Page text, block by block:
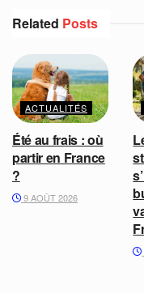
Related Posts
ACTUALITÉS
Été au frais : où
partir en France
?
9 AOÛT 2026